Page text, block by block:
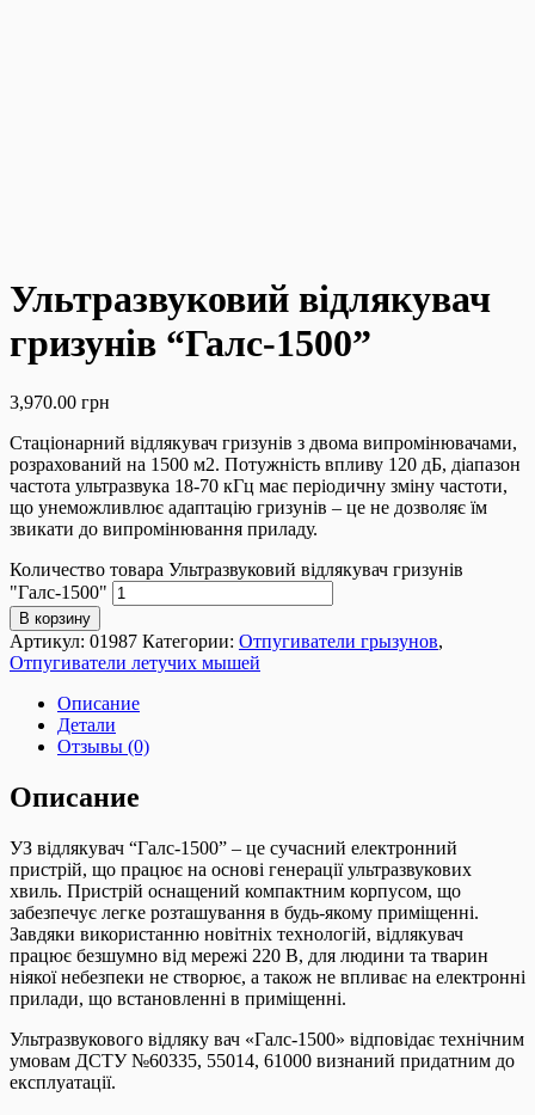
Ультразвуковий відлякувач
гризунів “Галс-1500”
3,970.00 грн
Стаціонарний відлякувач гризунів з двома випромінювачами,
розрахований на 1500 м2. Потужність впливу 120 дБ, діапазон
частота ультразвука 18-70 кГц має періодичну зміну частоти,
що унеможливлює адаптацію гризунів – це не дозволяє їм
звикати до випромінювання приладу.
Количество товара Ультразвуковий відлякувач гризунів
"Галс-1500"
В корзину
Артикул: 01987 Категории: Отпугиватели грызунов,
Отпугиватели летучих мышей
Описание
Детали
Отзывы (0)
Описание
УЗ відлякувач “Галс-1500” – це сучасний електронний
пристрій, що працює на основі генерації ультразвукових
хвиль. Пристрій оснащений компактним корпусом, що
забезпечує легке розташування в будь-якому приміщенні.
Завдяки використанню новітніх технологій, відлякувач
працює безшумно від мережі 220 В, для людини та тварин
ніякої небезпеки не створює, а також не впливає на електронні
прилади, що встановленні в приміщенні.
Ультразвукового відляку вач «Галс-1500» відповідає технічним
умовам ДСТУ №60335, 55014, 61000 визнаний придатним до
експлуатації.